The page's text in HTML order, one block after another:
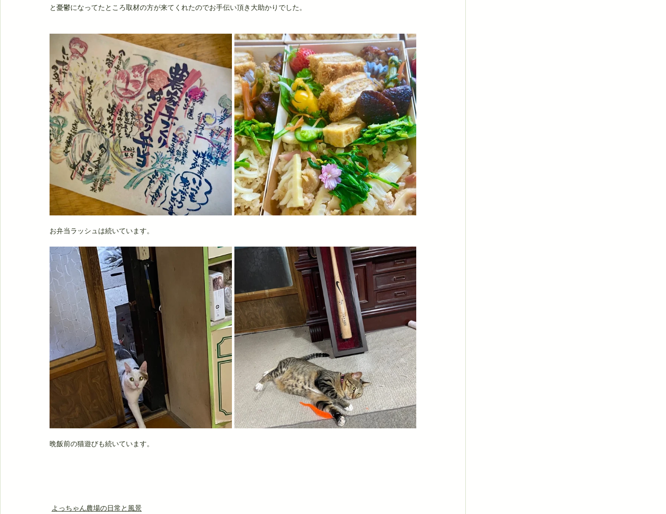
と憂鬱になってたところ取材の方が来てくれたのでお手伝い頂き大助かりでした。
お弁当ラッシュは続いています。
晩飯前の猫遊びも続いています。
よっちゃん農場の日常と風景